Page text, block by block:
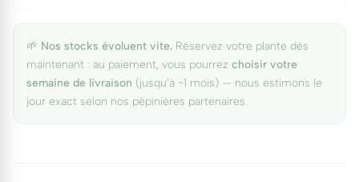
🌱 Nos stocks évoluent vite. Réservez votre plante dès
maintenant : au paiement, vous pourrez choisir votre
semaine de livraison (jusqu'à ~1 mois) — nous estimons le
jour exact selon nos pépinières partenaires.